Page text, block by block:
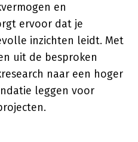
en
ervoor dat je
inzichten leidt. Met
uit de besproken
naar een hoger
leggen voor